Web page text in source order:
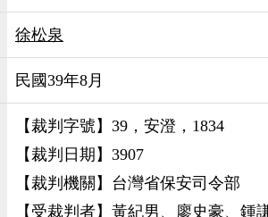
徐松泉
民國39年8月
【裁判字號】39，安澄，1834
【裁判日期】3907
【裁判機關】台灣省保安司令部
【受裁判者】黃紀男、廖史豪、